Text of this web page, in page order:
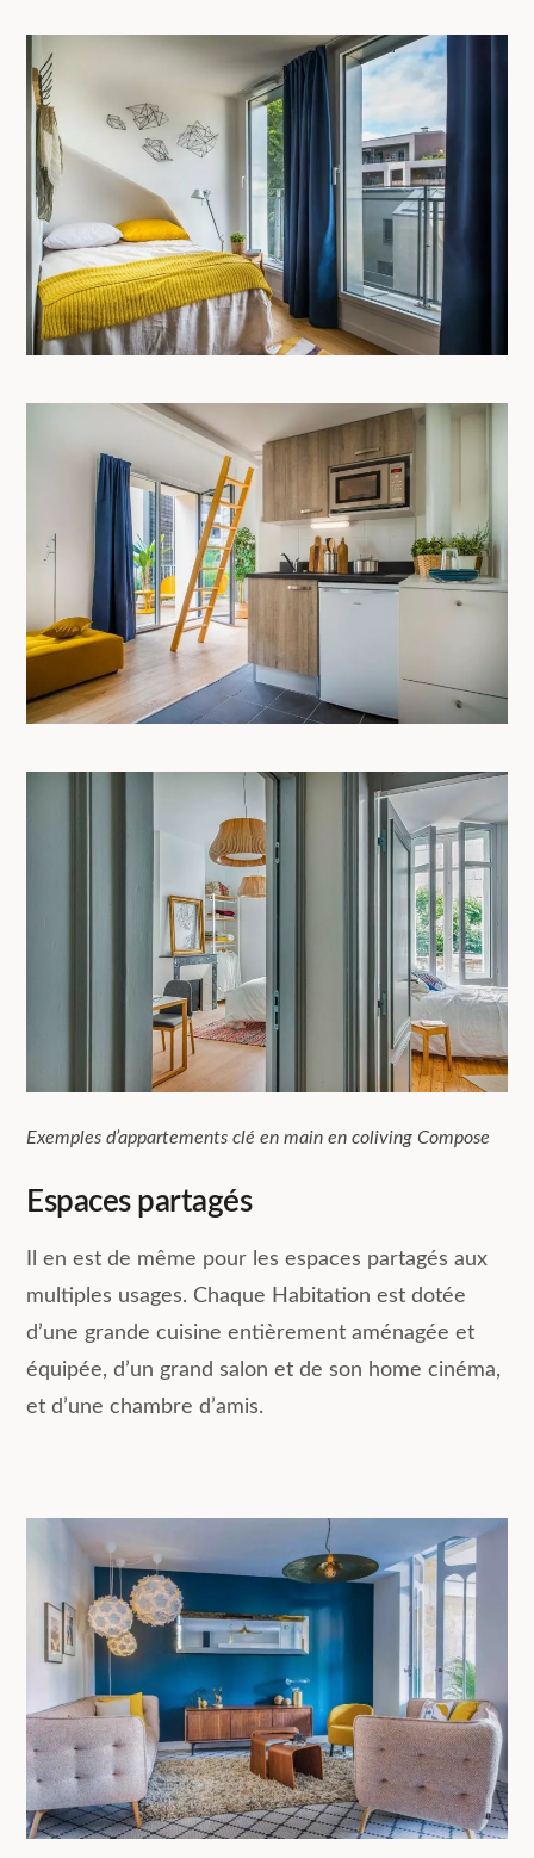
Exemples d’appartements clé en main en coliving Compose
Espaces partagés
Il en est de même pour les espaces partagés aux
multiples usages. Chaque Habitation est dotée
d’une grande cuisine entièrement aménagée et
équipée, d’un grand salon et de son home cinéma,
et d’une chambre d’amis.